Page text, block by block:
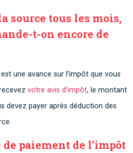
source tous les mois,
t-on encore de
une avance sur l’impôt que vous
votre avis d’impôt, le montant
devez payer après déduction des
paiement de l’impôt